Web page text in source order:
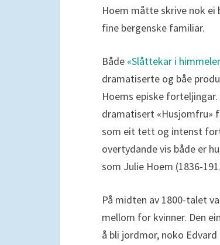
Hoem måtte skrive nok ei
fine bergenske familiar.
Både «Slåttekar i
dramatiserte og båe
Hoems episke
dramatisert «Husjomfru»
som eit tett og intenst
overtydande vis både er
som Julie Hoem (1836-
På midten av 1800-talet
mellom for kvinner. Den
å bli jordmor, noko